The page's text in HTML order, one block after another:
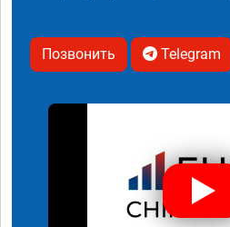
Позвонить Telegram